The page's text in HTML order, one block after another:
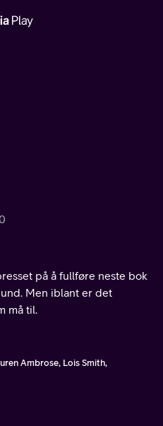
på å fullføre neste bok
Men iblant er det
må til.
Ambrose, Lois Smith,